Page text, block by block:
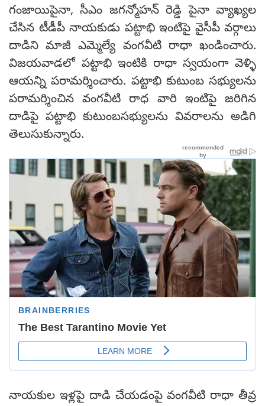
గంజాయిపైనా, సీఎం జ‌గ‌న్మోహ‌న్ రెడ్డి పైనా వ్యాఖ్య‌ల
చేసిన టీడీపీ నాయ‌కుడు ప‌ట్టాభి ఇంటిపై వైసీపీ వ‌ర్గాలు
దాడిని మాజీ ఎమ్మెల్యే వంగ‌వీటి రాధా ఖండించారు.
విజయవాడలో ప‌ట్టాభి ఇంటికి రాధా స్వ‌యంగా వెళ్ళి
ఆయ‌న్ని ప‌రామ‌ర్శించారు. పట్టాభి కుటుంబ సభ్యులను
పరామర్శించిన వంగవీటి రాధ వారి ఇంటిపై జ‌రిగిన
దాడిపై పట్టాభి కుటుంబసభ్యులను వివరాలను అడిగి
తెలుసుకున్నారు.
నాయ‌కుల ఇళ్లపై దాడి చేయడంపై వంగ‌వీటి రాధా తీవ్ర